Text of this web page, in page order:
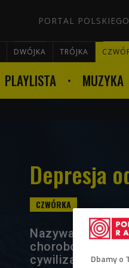
PORTAL
DWÓJKA TRÓJKA
PLAYLISTA MUZYKA
Depresja
Nazywana
chorobową. Dziś
cywilizacyjne,Dbamy o